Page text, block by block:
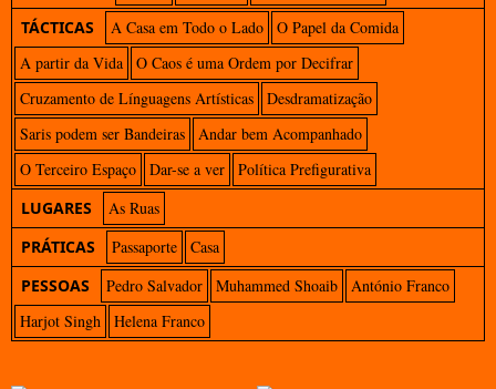
TÁCTICAS
A Casa em Todo o Lado
O Papel da Comida
A partir da Vida
O Caos é uma Ordem por Decifrar
Cruzamento de Línguagens Artísticas
Desdramatização
Saris podem ser Bandeiras
Andar bem Acompanhado
O Terceiro Espaço
Dar-se a ver
Política Prefigurativa
LUGARES
As Ruas
PRÁTICAS
Passaporte
Casa
PESSOAS
Pedro Salvador Muhammed Shoaib
António Franco
Harjot Singh
Helena Franco